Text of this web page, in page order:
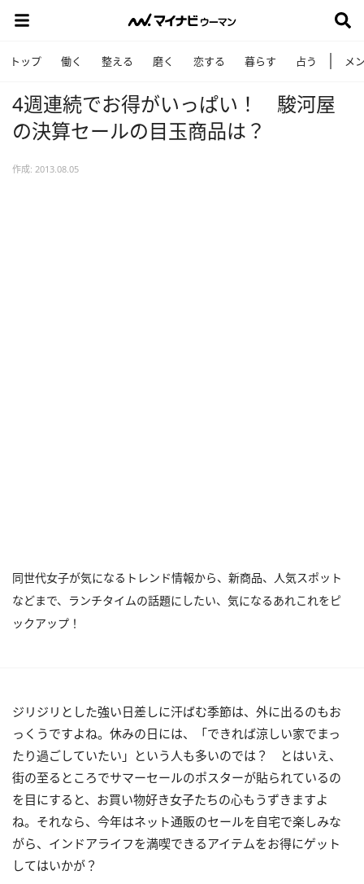
トップ 働く 整える 磨く 恋する 暮らす 占う メ
4週連続でお得がいっぱい！ 駿河屋
の決算セールの目玉商品は？
作成: 2013.08.05
同世代女子が気になるトレンド情報から、新商品、人気スポット
などまで、ランチタイムの話題にしたい、気になるあれこれをピ
ックアップ！
ジリジリとした強い日差しに汗ばむ季節は、外に出るのもお
っくうですよね。休みの日には、「できれば涼しい家でまっ
たり過ごしていたい」という人も多いのでは？ とはいえ、
街の至るところでサマーセールのポスターが貼られているの
を目にすると、お買い物好き女子たちの心もうずきますよ
ね。それなら、今年はネット通販のセールを自宅で楽しみな
がら、インドアライフを満喫できるアイテムをお得にゲット
してはいかが？